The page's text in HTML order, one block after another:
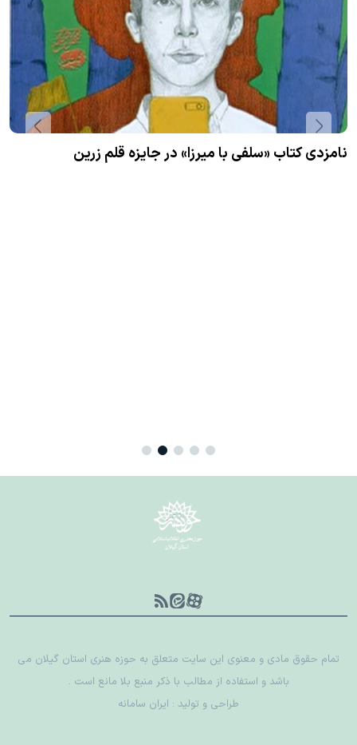
نامزدی کتاب «سلفی با میرزا» در جایزه قلم زرین
تمام حقوق مادی و معنوی این سایت متعلق به حوزه هنری استان گیلان می
باشد و استفاده از مطالب با ذکر منبع بلا مانع است .
طراحی و تولید : ایران سامانه